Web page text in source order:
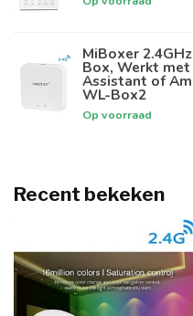
MiBoxer
Box, Werkt
Assistant of
WL-Box2
Op voorraad
Recent bekeken